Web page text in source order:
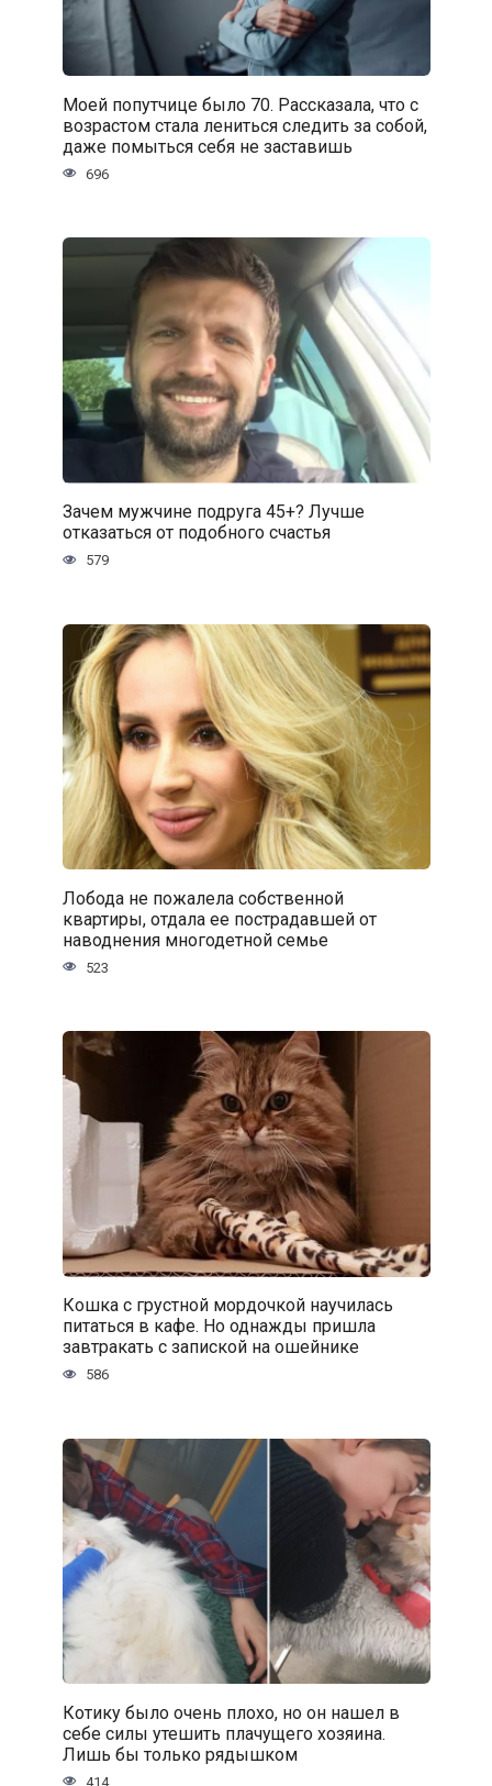
Моей попутчице было 70. Рассказала, что с
возрастом стала лениться следить за собой,
даже помыться себя не заставишь
696
Зачем мужчине подруга 45+? Лучше
отказаться от подобного счастья
579
Лобода не пожалела собственной
квартиры, отдала ее пострадавшей от
наводнения многодетной семье
523
Кошка с грустной мордочкой научилась
питаться в кафе. Но однажды пришла
завтракать с запиской на ошейнике
586
Котику было очень плохо, но он нашел в
себе силы утешить плачущего хозяина.
Лишь бы только рядышком
414